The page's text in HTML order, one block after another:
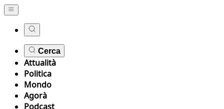
Cerca
Attualità
Politica
Mondo
Agorà
Podcast